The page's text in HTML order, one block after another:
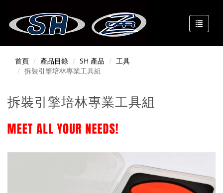
首頁 產品目錄 SH 產品
工具
拆裝引擎培林專業工具組
拆裝引擎培林專業工具組